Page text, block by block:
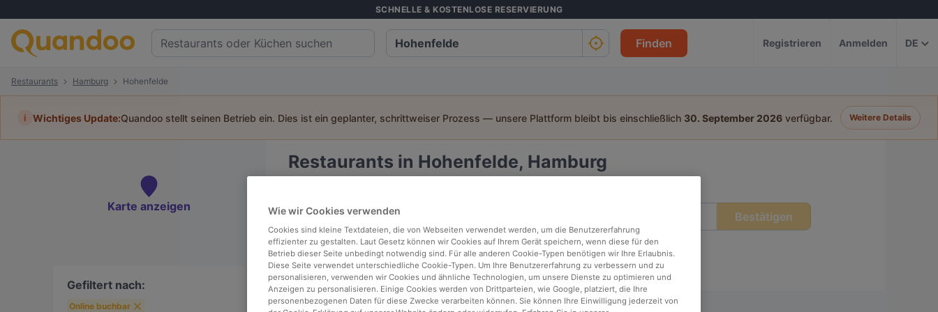
SCHNELLE & KOSTENLOSE RESERVIERUNG
Finden Registrieren Anmelden DE
Restaurants Hamburg Hohenfelde
i Wichtiges Update:Quandoo stellt seinen Betrieb ein. Dies ist ein geplanter, schrittweiser Prozess — unsere Plattform bleibt bis einschließlich 30. September 2026 verfügbar. Weitere Details
Karte anzeigen
Gefiltert nach:
Online buchbar
Restaurants in Hohenfelde, Hamburg
Personen Bestätigen
Top bewertet In der Nähe
Relevanz
Wie wir Cookies verwenden
Cookies sind kleine Textdateien, die von Webseiten verwendet werden, um die Benutzererfahrung
effizienter zu gestalten. Laut Gesetz können wir Cookies auf Ihrem Gerät speichern, wenn diese für den
Betrieb dieser Seite unbedingt notwendig sind. Für alle anderen Cookie-Typen benötigen wir Ihre Erlaubnis.
Diese Seite verwendet unterschiedliche Cookie-Typen. Um Ihre Benutzererfahrung zu verbessern und zu
personalisieren, verwenden wir Cookies und ähnliche Technologien, um unsere Dienste zu optimieren und
Anzeigen zu personalisieren. Einige Cookies werden von Drittparteien, wie Google, platziert, die Ihre
personenbezogenen Daten für diese Zwecke verarbeiten können. Sie können Ihre Einwilligung jederzeit von